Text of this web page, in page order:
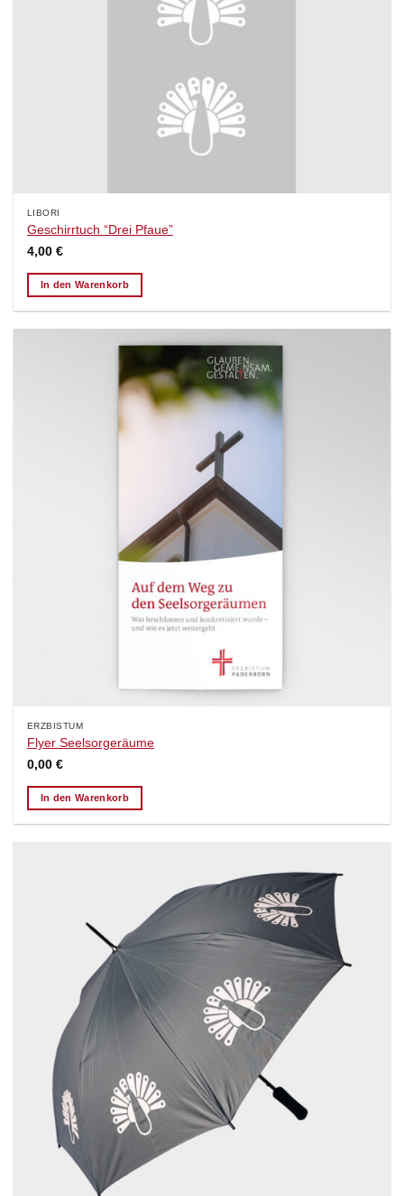
LIBORI
Geschirrtuch “Drei Pfaue”
4,00 €
In den Warenkorb
ERZBISTUM
Flyer Seelsorgeräume
0,00 €
In den Warenkorb